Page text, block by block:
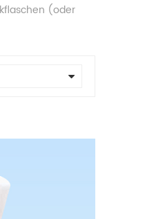
(oder